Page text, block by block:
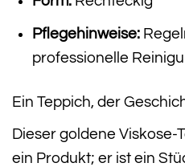
Pflegehinweise:
professionelle
Ein Teppich, der
Dieser goldene Viskose-
ein Produkt; er ist ein